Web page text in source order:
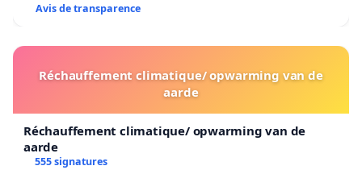
Avis de transparence
Réchauffement climatique/ opwarming van de
aarde
Réchauffement climatique/ opwarming van de
aarde
555 signatures